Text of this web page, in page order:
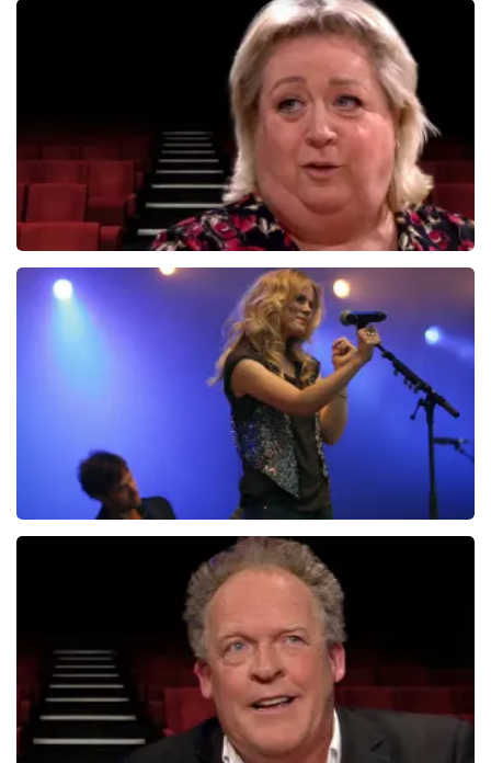
Christel De Laat
reviews
274+reviews